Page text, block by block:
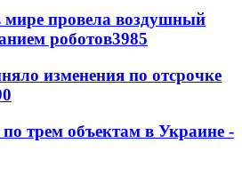
провела воздушный
роботов3985
изменения по отсрочке
трем объектам в Украине -